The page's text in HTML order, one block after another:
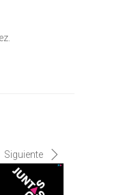
Siguiente